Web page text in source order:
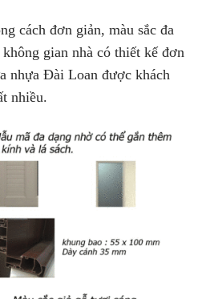
cách đơn giản, màu sắc đa
gian nhà có thiết kế đơn
nhựa Đài Loan được khách
nhiều.